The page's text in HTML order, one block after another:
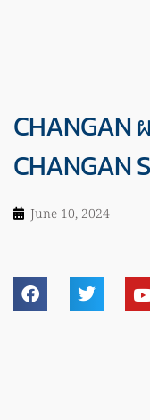
CHANGAN
CHANGAN
June 10, 2024